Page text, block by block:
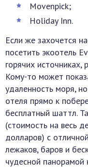
Movenpick;
Holiday Inn.
Если же захочется
посетить экоотель
горячих источниках,
Кому-то может
удаленность моря,
отеля прямо к
бесплатный шаттл.
(стоимость на весь
долларов) с
лежаков, баров и
чудесной